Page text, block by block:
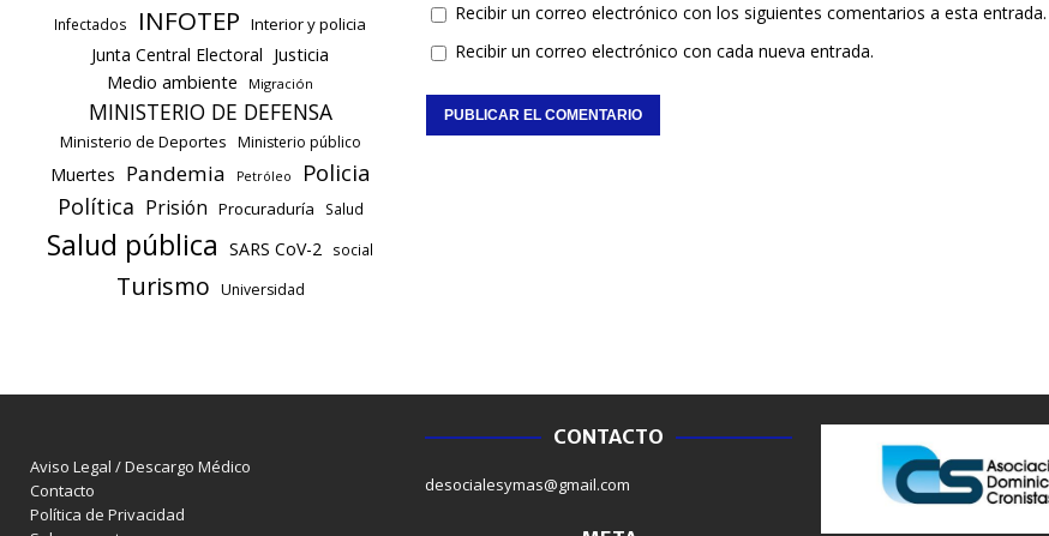
Recibir un correo electrónico con los siguientes comentarios a esta entrada.
Recibir un correo electrónico con cada nueva entrada.
Infectados INFOTEP Interior y policia
Junta Central Electoral Justicia
Medio ambiente Migración
MINISTERIO DE DEFENSA
Ministerio de Deportes Ministerio público
Muertes Pandemia Petróleo Policia
Política Prisión Procuraduría Salud
Salud pública SARS CoV-2 social
Turismo Universidad
Aviso Legal / Descargo Médico
Contacto
Política de Privacidad
CONTACTO
desocialesymas@gmail.com
SALUD